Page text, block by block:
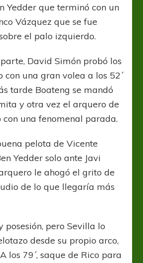
Yedder que terminó con un
Vázquez que se fue
el palo izquierdo.
David Simón probó los
con una gran volea a los 52´
tarde Boateng se mandó
y otra vez el arquero de
con una fenomenal parada.
pelota de Vicente
Yedder solo ante Javi
le ahogó el grito de
de lo que llegaría más
posesión, pero Sevilla lo
desde su propio arco,
los 79´, saque de Rico para